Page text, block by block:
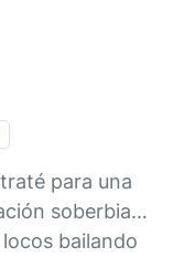
para una
soberbia…
bailando